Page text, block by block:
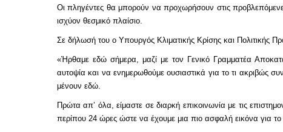
Οι πληγέντες θα μπορούν να προχωρήσουν στις
ισχύον θεσμικό πλαίσιο.
Σε δήλωσή του ο Υπουργός Κλιματικής Κρίσης και Πολιτικής
«Ήρθαμε εδώ σήμερα, μαζί με τον Γενικό Γραμματέα
αυτοψία και να ενημερωθούμε ουσιαστικά για το τι ακριβώς
μένουν εδώ.
Πρώτα απ’ όλα, είμαστε σε διαρκή επικοινωνία με τις
περίπου 24 ώρες ώστε να έχουμε μια πιο ασφαλή εικόνα για το